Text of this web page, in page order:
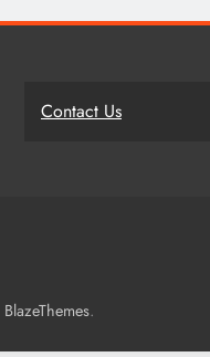
Contact Us
BlazeThemes.